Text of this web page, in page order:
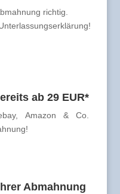
richtig.
ab 29 EUR*
Amazon & Co.
Abmahnung